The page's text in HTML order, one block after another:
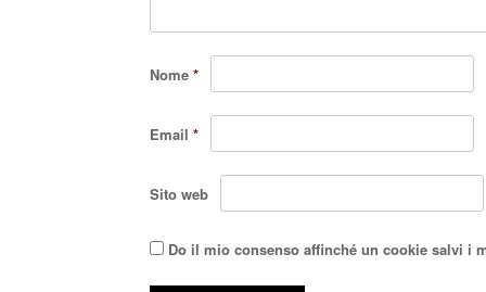
Nome *
Email *
Sito web
Do il mio consenso affinché un cookie salvi i